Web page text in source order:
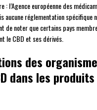
: l’Agence européenne des
aucune réglementation spécifique
de noter que certains pays
le CBD et ses dérivés.
des
dans les